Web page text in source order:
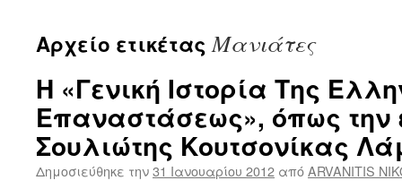
Αρχείο ετικέταςΜανιάτες
Η «Γενική Ιστορία Της
Επαναστάσεως», όπως την
Σουλιώτης Κουτσονίκας
Δημοσιεύθηκε την31 Ιανουαρίου 2012 απόARVANITIS